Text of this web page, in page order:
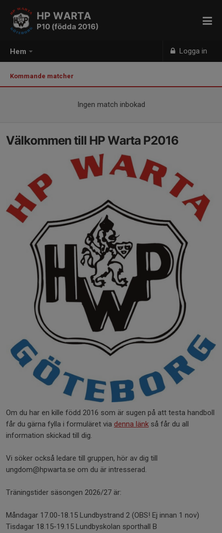
Hem Logga in
HP WARTA
P10 (födda 2016)
Kommande matcher
Ingen match inbokad
Välkommen till HP Warta P2016
Om du har en kille född 2016 som är sugen på att testa handboll
får du gärna fylla i formuläret via denna länk så får du all
information skickad till dig.
Vi söker också ledare till gruppen, hör av dig till
ungdom@hpwarta.se om du är intresserad.
Träningstider säsongen 2026/27 är:
Måndagar 17.00-18.15 Lundbystrand 2 (OBS! Ej innan 1 nov)
Tisdagar 18.15-19.15 Lundbyskolan sporthall B